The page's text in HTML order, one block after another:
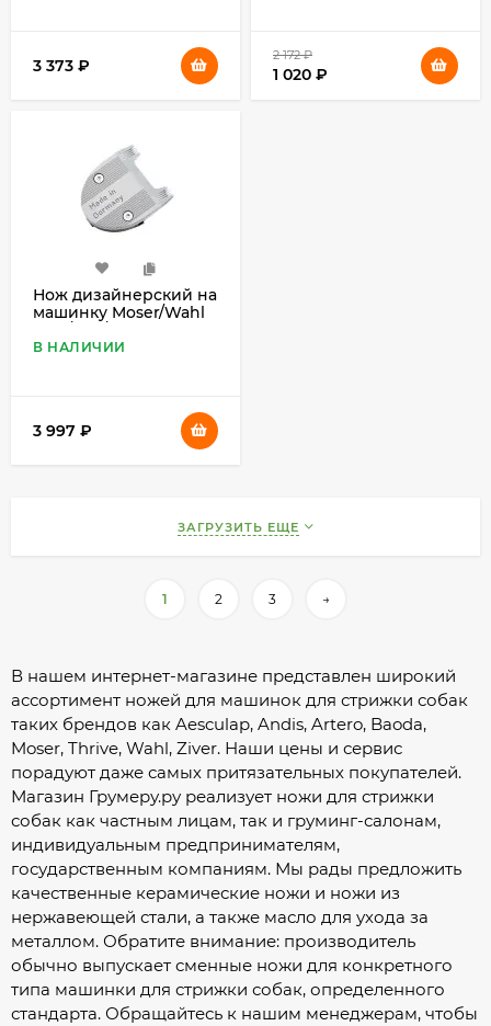
3 373 ₽
2 172₽
1 020 ₽
Нож дизайнерский на
машинку Moser/Wahl
В НАЛИЧИИ
3 997 ₽
ЗАГРУЗИТЬ ЕЩЕ
1 2 3 →
В нашем интернет-магазине представлен широкий
ассортимент ножей для машинок для стрижки собак
таких брендов как Aesculap, Andis, Artero, Baoda,
Moser, Thrive, Wahl, Ziver. Наши цены и сервис
порадуют даже самых притязательных покупателей.
Магазин Грумеру.ру реализует ножи для стрижки
собак как частным лицам, так и груминг-салонам,
индивидуальным предпринимателям,
государственным компаниям. Мы рады предложить
качественные керамические ножи и ножи из
нержавеющей стали, а также масло для ухода за
металлом. Обратите внимание: производитель
обычно выпускает сменные ножи для конкретного
типа машинки для стрижки собак, определенного
стандарта. Обращайтесь к нашим менеджерам, чтобы